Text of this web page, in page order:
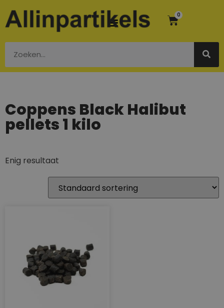
0
Coppens Black Halibut
pellets 1 kilo
Enig resultaat